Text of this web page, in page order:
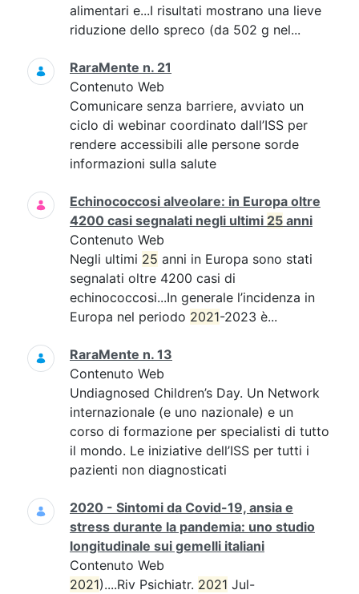
alimentari e...I risultati mostrano una lieve
riduzione dello spreco (da 502 g nel...
RaraMente n. 21
Contenuto Web
Comunicare senza barriere, avviato un
ciclo di webinar coordinato dall’ISS per
rendere accessibili alle persone sorde
informazioni sulla salute
Echinococcosi alveolare: in Europa oltre
4200 casi segnalati negli ultimi 25 anni
Contenuto Web
Negli ultimi 25 anni in Europa sono stati
segnalati oltre 4200 casi di
echinococcosi...In generale l’incidenza in
Europa nel periodo 2021-2023 è...
RaraMente n. 13
Contenuto Web
Undiagnosed Children’s Day. Un Network
internazionale (e uno nazionale) e un
corso di formazione per specialisti di tutto
il mondo. Le iniziative dell’ISS per tutti i
pazienti non diagnosticati
2020 - Sintomi da Covid-19, ansia e
stress durante la pandemia: uno studio
longitudinale sui gemelli italiani
Contenuto Web
2021)....Riv Psichiatr. 2021 Jul-